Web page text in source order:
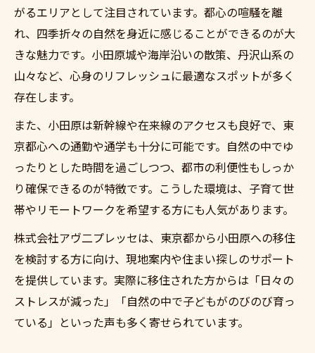
がるエリアとして注目されています。都心の喧騒を離
れ、四季折々の自然を身近に感じることができるのが大
きな魅力です。小田原城や海岸沿いの散策、丹沢山系の
山々など、心身のリフレッシュに最適なスポットが多く
存在します。
また、小田原は新幹線や在来線のアクセスも良好で、東
京都心への通勤や通学も十分に可能です。自然の中でゆ
ったりとした時間を過ごしつつ、都市の利便性もしっか
り確保できるのが特徴です。こうした環境は、子育て世
帯やリモートワークを希望する方にも人気があります。
株式会社アヴ二プレッセは、東京都から小田原への移住
を検討する方に向け、現地案内や住まい探しのサポート
を提供しています。実際に移住された方からは「日々の
ストレスが減った」「自然の中で子どもがのびのび育っ
ている」といった声も多く寄せられています。